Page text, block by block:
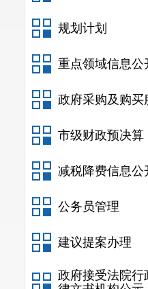
规划计划
重点领域信息公
政府采购及购买
市级财政预决算
减税降费信息公
公务员管理
建议提案办理
政府接受法院行